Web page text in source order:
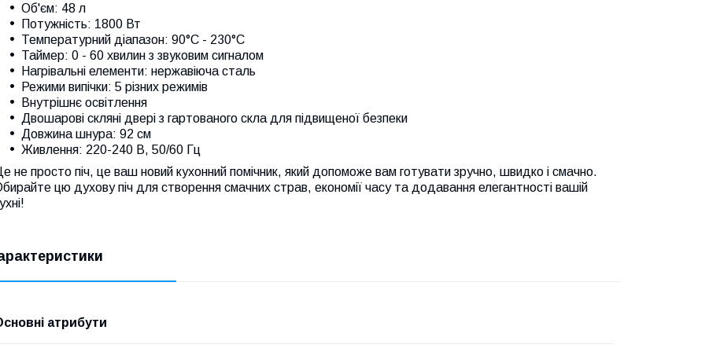
Об'єм: 48 л
Потужність: 1800 Вт
Температурний діапазон: 90°C - 230°C
Таймер: 0 - 60 хвилин з звуковим сигналом
Нагрівальні елементи: нержавіюча сталь
Режими випічки: 5 різних режимів
Внутрішнє освітлення
Двошарові скляні двері з гартованого скла для підвищеної безпеки
Довжина шнура: 92 см
Живлення: 220-240 В, 50/60 Гц
не просто піч, це ваш новий кухонний помічник, який допоможе вам готувати зручно, швидко і смачно.
цю духову піч для створення смачних страв, економії часу та додавання елегантності вашій
атрибути